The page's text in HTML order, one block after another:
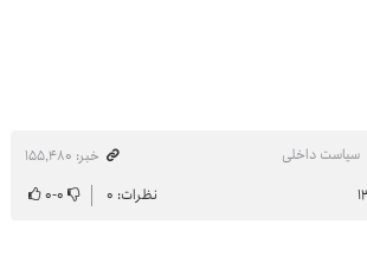
سیاست داخلی
خبر: ۱۵۵٬۴۸۰
نظرات: ۰ ۰-۰